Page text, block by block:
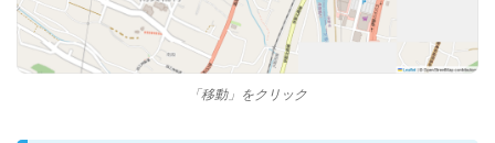
「移動」をクリック